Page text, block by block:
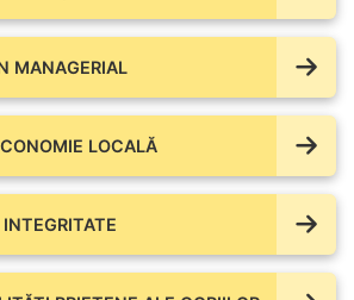
MANAGERIAL
LOCALĂ